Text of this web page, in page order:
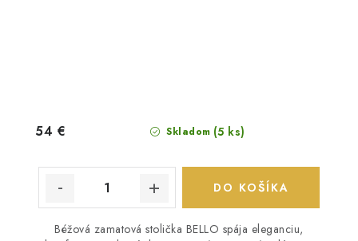
Skladom (5 ks)
54 €
DO KOŠÍKA
Béžová zamatová stolička BELLO spája eleganciu,